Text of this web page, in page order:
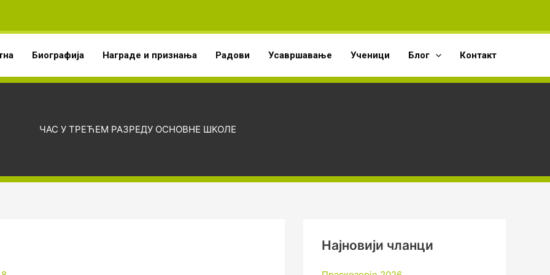
Биографија Награде и признања Радови Усавршавање Ученици Блог Контакт
ЧАС У ТРЕЋЕМ РАЗРЕДУ ОСНОВНЕ ШКОЛЕ
Најновији чланци
в